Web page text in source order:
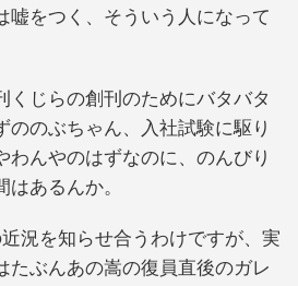
嘘をつく、そういう人になって
じらの創刊のためにバタバタ
ののぶちゃん、入社試験に駆り
わんやのはずなのに、のんびり
あるんか。
況を知らせ合うわけですが、実
たぶんあの嵩の復員直後のガレ